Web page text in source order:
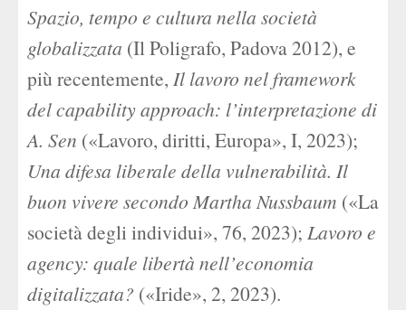
Spazio, tempo e cultura nella società
globalizzata (Il Poligrafo, Padova 2012), e
più recentemente, Il lavoro nel framework
del capability approach: l’interpretazione di
A. Sen («Lavoro, diritti, Europa», I, 2023);
Una difesa liberale della vulnerabilità. Il
buon vivere secondo Martha Nussbaum («La
società degli individui», 76, 2023); Lavoro e
agency: quale libertà nell’economia
digitalizzata? («Iride», 2, 2023).